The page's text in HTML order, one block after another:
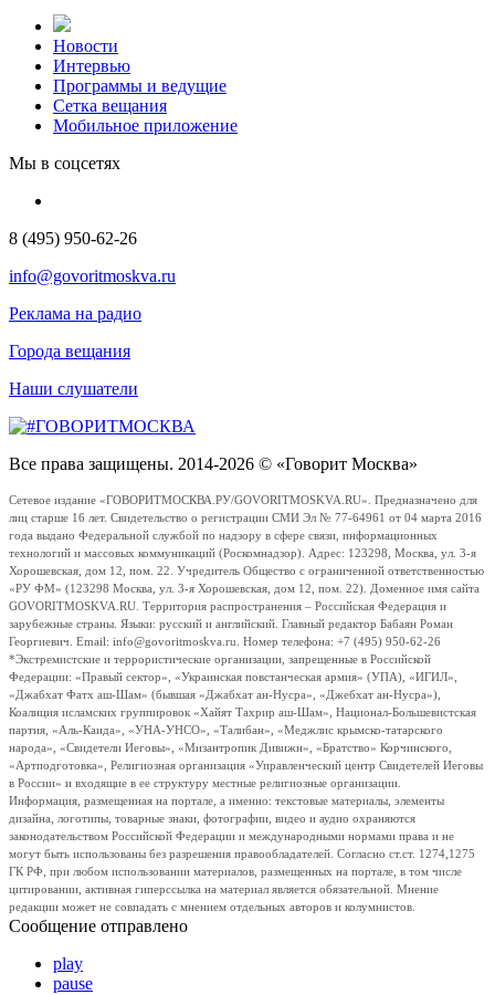
Новости
Интервью
Программы и ведущие
Сетка вещания
Мобильное приложение
Мы в соцсетях
8 (495) 950-62-26
info@govoritmoskva.ru
Реклама на радио
Города вещания
Наши слушатели
Все права защищены. 2014-2026 © «Говорит Москва»
Сетевое издание «ГОВОРИТМОСКВА.РУ/GOVORITMOSKVA.RU». Предназначено для
лиц старше 16 лет. Свидетельство о регистрации СМИ Эл № 77-64961 от 04 марта 2016
года выдано Федеральной службой по надзору в сфере связи, информационных
технологий и массовых коммуникаций (Роскомнадзор). Адрес: 123298, Москва, ул. 3-я
Хорошевская, дом 12, пом. 22. Учредитель Общество с ограниченной ответственностью
«РУ ФМ» (123298 Москва, ул. 3-я Хорошевская, дом 12, пом. 22). Доменное имя сайта
GOVORITMOSKVA.RU. Территория распространения – Российская Федерация и
зарубежные страны. Языки: русский и английский. Главный редактор Бабаян Роман
Георгиевич. Email: info@govoritmoskva.ru. Номер телефона: +7 (495) 950-62-26
*Экстремистские и террористические организации, запрещенные в Российской
Федерации: «Правый сектор», «Украинская повстанческая армия» (УПА), «ИГИЛ»,
«Джабхат Фатх аш-Шам» (бывшая «Джабхат ан-Нусра», «Джебхат ан-Нусра»),
Коалиция исламских группировок «Хайят Тахрир аш-Шам», Национал-Большевистская
партия, «Аль-Каида», «УНА-УНСО», «Талибан», «Меджлис крымско-татарского
народа», «Свидетели Иеговы», «Мизантропик Дивижн», «Братство» Корчинского,
«Артподготовка», Религиозная организация «Управленческий центр Свидетелей Иеговы
в России» и входящие в ее структуру местные религиозные организации.
Информация, размещенная на портале, а именно: текстовые материалы, элементы
дизайна, логотипы, товарные знаки, фотографии, видео и аудио охраняются
законодательством Российской Федерации и международными нормами права и не
могут быть использованы без разрешения правообладателей. Согласно ст.ст. 1274,1275
ГК РФ, при любом использовании материалов, размещенных на портале, в том числе
цитировании, активная гиперссылка на материал является обязательной. Мнение
редакции может не совпадать с мнением отдельных авторов и колумнистов.
Сообщение отправлено
play
pause